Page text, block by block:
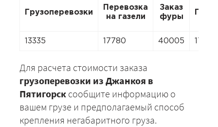
Грузоперевозки
Перевозка
на газели
Заказ
фуры
13335 17780 40005
Для расчета стоимости заказа
грузоперевозки из Джанкоя в
Пятигорск сообщите информацию о
вашем грузе и предполагаемый способ
крепления негабаритного груза.